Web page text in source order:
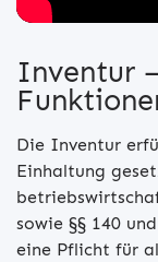
Inventur
Die Inventur
Einhaltung
sowie §§ 140
eine Pflicht für